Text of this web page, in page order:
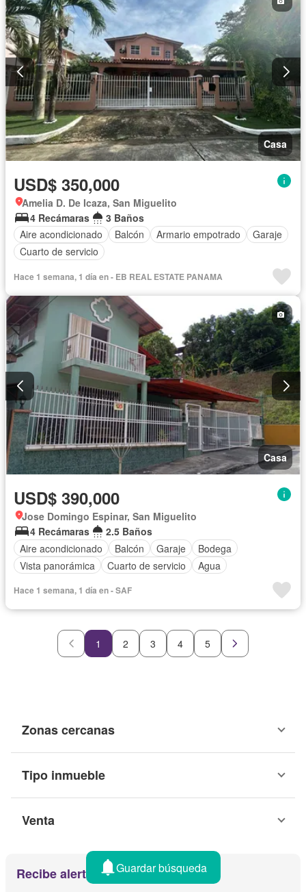
Casa
USD$ 350,000
Amelia D. De Icaza, San Miguelito
4 Recámaras
3 Baños
Aire acondicionado
Balcón Armario empotrado
Garaje
Cuarto de servicio
Hace 1 semana, 1 día en - EB REAL ESTATE PANAMA
Casa
USD$ 390,000
Jose Domingo Espinar, San Miguelito
4 Recámaras
2.5 Baños
Aire acondicionado
Balcón Garaje
Bodega
Vista panorámica
Cuarto de servicio Agua
Hace 1 semana, 1 día en - SAF
1 2 3 4 5
Zonas cercanas
Tipo inmueble
Venta
Recibe alertas por emailGuardar búsqueda